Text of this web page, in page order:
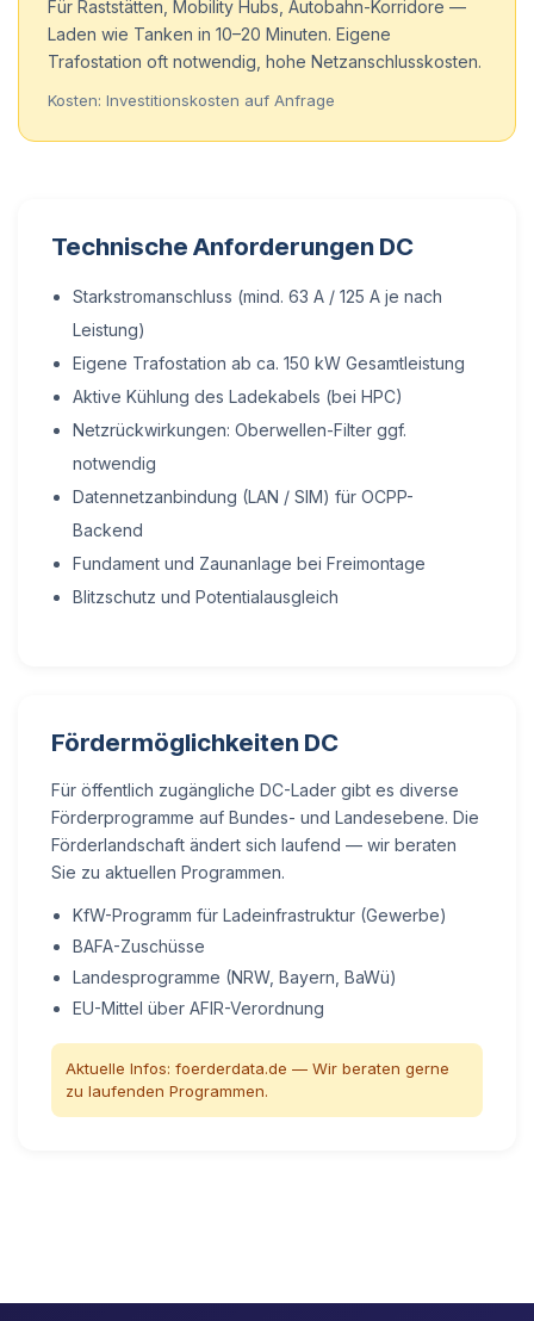
Für Raststätten, Mobility Hubs, Autobahn-Korridore —
Laden wie Tanken in 10–20 Minuten. Eigene
Trafostation oft notwendig, hohe Netzanschlusskosten.
Kosten: Investitionskosten auf Anfrage
Technische Anforderungen DC
Starkstromanschluss (mind. 63 A / 125 A je nach
Leistung)
Eigene Trafostation ab ca. 150 kW Gesamtleistung
Aktive Kühlung des Ladekabels (bei HPC)
Netzrückwirkungen: Oberwellen-Filter ggf.
notwendig
Datennetzanbindung (LAN / SIM) für OCPP-
Backend
Fundament und Zaunanlage bei Freimontage
Blitzschutz und Potentialausgleich
Fördermöglichkeiten DC
Für öffentlich zugängliche DC-Lader gibt es diverse
Förderprogramme auf Bundes- und Landesebene. Die
Förderlandschaft ändert sich laufend — wir beraten
Sie zu aktuellen Programmen.
KfW-Programm für Ladeinfrastruktur (Gewerbe)
BAFA-Zuschüsse
Landesprogramme (NRW, Bayern, BaWü)
EU-Mittel über AFIR-Verordnung
Aktuelle Infos: foerderdata.de — Wir beraten gerne
zu laufenden Programmen.